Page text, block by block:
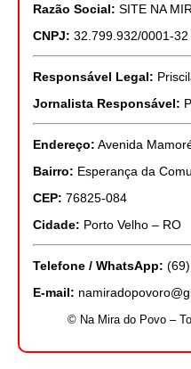
Razão Social: SITE NA
CNPJ: 32.799.932/0001-32
Responsável Legal:
Jornalista Responsável:
Endereço: Avenida
Bairro: Esperança da
CEP: 76825-084
Cidade: Porto Velho – RO
Telefone / WhatsApp:
E-mail:
© Na Mira do Povo –